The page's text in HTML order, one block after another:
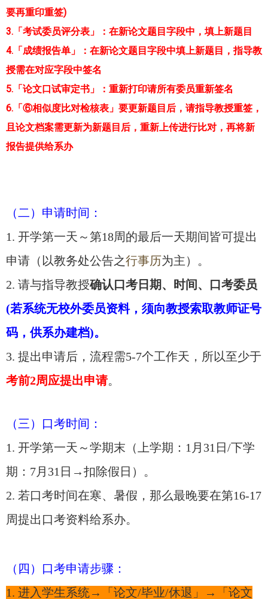
要再重印重签)
3.「考试委员评分表」：在新论文题目字段中，填上新题目
4.「成绩报告单」：在新论文题目字段中填上新题目，指导教
授需在对应字段中签名
5.「论文口试审定书」：重新打印请所有委员重新签名
6.「⑥相似度比对检核表」要更新题目后，请指导教授重签，
且论文档案需更新为新题目后，重新上传进行比对，再将新
报告提供给系办
（二）申请时间：
1. 开学第一天～第18周的最后一天期间皆可提出
申请（以教务处公告之行事历为主）。
2. 请与指导教授确认口考日期、时间、口考委员
(若系统无校外委员资料，须向教授索取教师证号
码，供系办建档)。
3. 提出申请后，流程需5-7个工作天，所以至少于
考前2周应提出申请。
（三）口考时间：
1. 开学第一天～学期末（上学期：1月31日/下学
期：7月31日→扣除假日）。
2. 若口考时间在寒、暑假，那么最晚要在第16-17
周提出口考资料给系办。
（四）口考申请步骤：
1. 进入学生系统→「论文/毕业/休退」→「论文